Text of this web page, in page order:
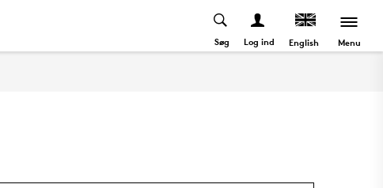
Søg Log ind English Menu